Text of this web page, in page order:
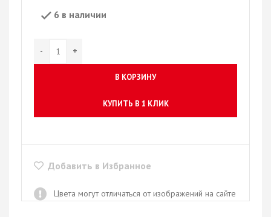
6 в наличии
В КОРЗИНУ
КУПИТЬ В 1 КЛИК
Добавить в Избранное
Цвета могут отличаться от изображений на сайте